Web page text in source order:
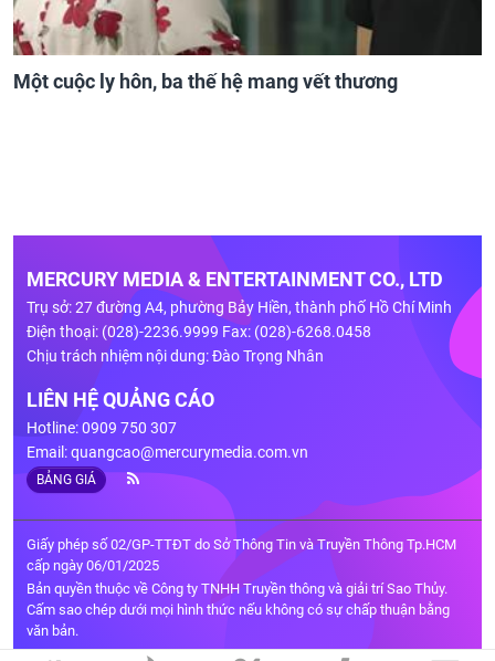
Một cuộc ly hôn, ba thế hệ mang vết thương
MERCURY MEDIA & ENTERTAINMENT CO., LTD
Trụ sở: 27 đường A4, phường Bảy Hiền, thành phố Hồ Chí Minh
Điện thoại: (028)-2236.9999 Fax: (028)-6268.0458
Chịu trách nhiệm nội dung: Đào Trọng Nhân
LIÊN HỆ QUẢNG CÁO
Hotline: 0909 750 307
Email:quangcao@mercurymedia.com.vn
BẢNG GIÁ
Giấy phép số 02/GP-TTĐT do Sở Thông Tin và Truyền Thông Tp.HCM
cấp ngày 06/01/2025
Bản quyền thuộc về Công ty TNHH Truyền thông và giải trí Sao Thủy.
Cấm sao chép dưới mọi hình thức nếu không có sự chấp thuận bằng
văn bản.